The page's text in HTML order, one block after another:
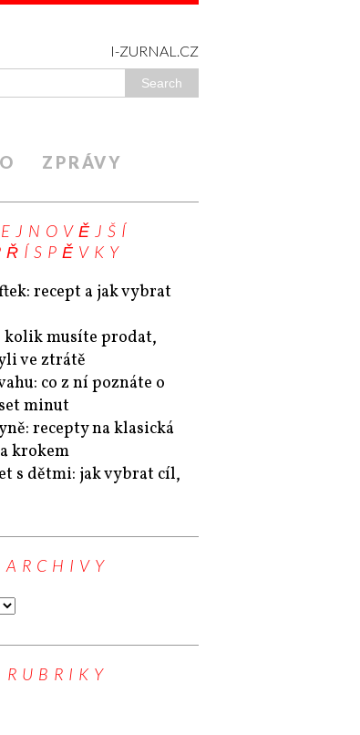
I-ZURNAL.CZ
ZPRÁVY
recept a jak vybrat
kolik musíte prodat,
ve ztrátě
co z ní poznáte o
minut
recepty na klasická
krokem
s dětmi: jak vybrat cíl,
ARCHIVY
RUBRIKY